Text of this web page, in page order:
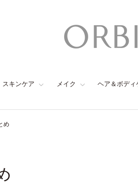
スキンケア メイク ヘア＆ボディ
め